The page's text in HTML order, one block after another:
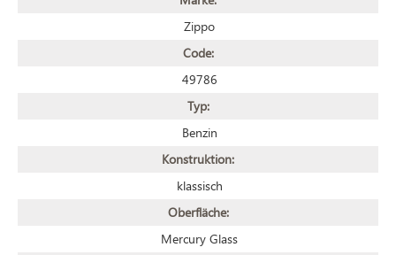
Zippo
Code:
49786
Typ:
Benzin
Konstruktion:
klassisch
Oberfläche:
Mercury Glass